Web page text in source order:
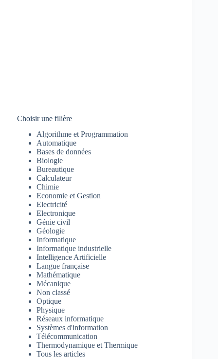
Choisir une filière
Algorithme et Programmation
Automatique
Bases de données
Biologie
Bureautique
Calculateur
Chimie
Economie et Gestion
Electricité
Electronique
Génie civil
Géologie
Informatique
Informatique industrielle
Intelligence Artificielle
Langue française
Mathématique
Mécanique
Non classé
Optique
Physique
Réseaux informatique
Systèmes d'information
Télécommunication
Thermodynamique et Thermique
Tous les articles